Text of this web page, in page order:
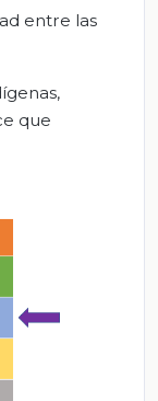
entre las
que